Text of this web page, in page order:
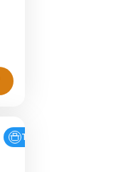
Tasuta tarne